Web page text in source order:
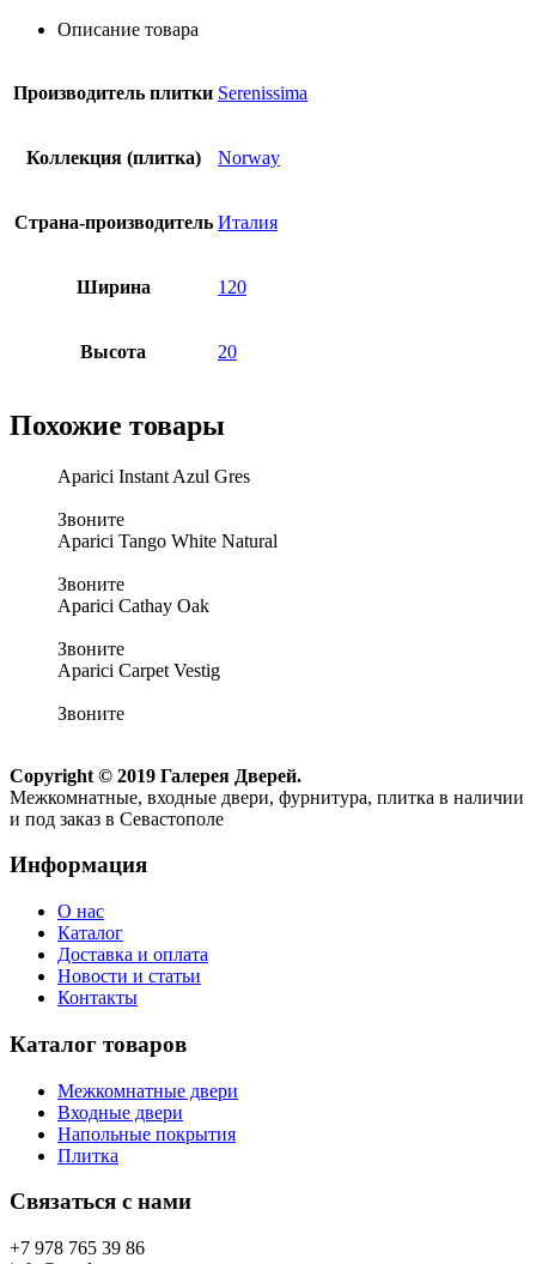
Описание товара
Производитель плитки Serenissima
Коллекция (плитка) Norway
Страна-производитель Италия
Ширина 120
Высота 20
Похожие товары
Aparici Instant Azul Gres
Звоните
Aparici Tango White Natural
Звоните
Aparici Cathay Oak
Звоните
Aparici Carpet Vestig
Звоните
Copyright © 2019 Галерея Дверей.
Межкомнатные, входные двери, фурнитура, плитка в наличии
и под заказ в Севастополе
Информация
О нас
Каталог
Доставка и оплата
Новости и статьи
Контакты
Каталог товаров
Межкомнатные двери
Входные двери
Напольные покрытия
Плитка
Связаться с нами
+7 978 765 39 86